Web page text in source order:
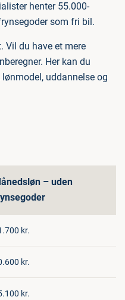
henter 55.000-
som fri bil.
Vil du have et mere
Her kan du
uddannelse og
– uden
kr.
kr.
kr.